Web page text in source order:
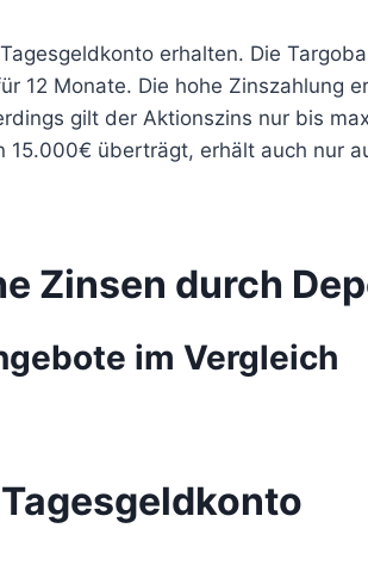
erhalten. Die
12 Monate. Die hohe Zinszahlung
gilt der Aktionszins nur bis
15.000€ überträgt, erhält auch nur
Zinsen durch
im Vergleich